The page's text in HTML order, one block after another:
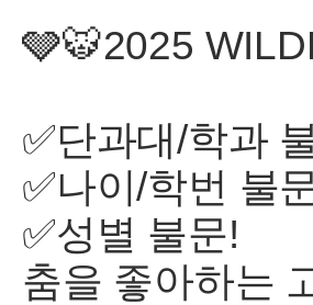
🩶🐯2025
✅단과대/학과
✅나이/학번 불
✅성별 불문!
춤을 좋아하는